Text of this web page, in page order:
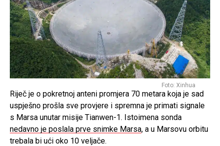
Foto: Xinhua
Riječ je o pokretnoj anteni promjera 70 metara koja je sad
uspješno prošla sve provjere i spremna je primati signale
s Marsa unutar misije Tianwen-1. Istoimena sonda
nedavno je poslala prve snimke Marsa, a u Marsovu orbitu
trebala bi ući oko 10 veljače.